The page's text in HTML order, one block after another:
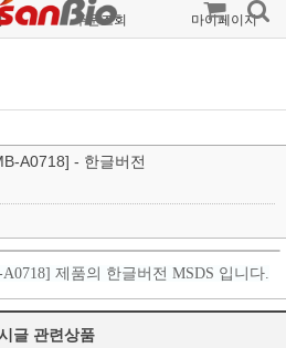
주문조회 마이페이지
A0718] - 한글버전
제품의 한글버전 MSDS 입니다.
글 관련상품